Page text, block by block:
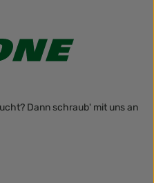
Dann schraub' mit uns an